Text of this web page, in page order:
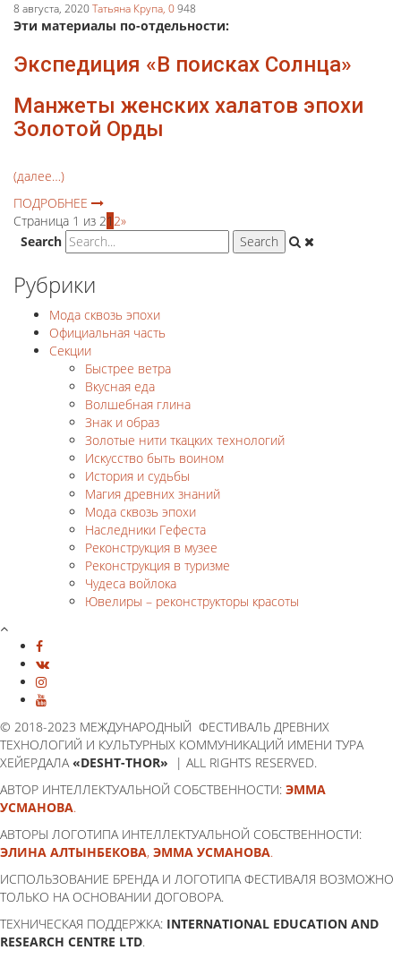
8 августа, 2020Татьяна Крупа, 0948
Эти материалы по-отдельности:
Экспедиция «В поисках Солнца»
Манжеты женских халатов эпохи
Золотой Орды
(далее…)
ПОДРОБНЕЕ
Страница 1 из 212»
Search
Рубрики
Мода сквозь эпохи
Официальная часть
Секции
Быстрее ветра
Вкусная еда
Волшебная глина
Знак и образ
Золотые нити ткацких технологий
Искусство быть воином
История и судьбы
Магия древних знаний
Мода сквозь эпохи
Наследники Гефеста
Реконструкция в музее
Реконструкция в туризме
Чудеса войлока
Ювелиры – реконструкторы красоты
© 2018-2023 МЕЖДУНАРОДНЫЙ ФЕСТИВАЛЬ ДРЕВНИХ
ТЕХНОЛОГИЙ И КУЛЬТУРНЫХ КОММУНИКАЦИЙ ИМЕНИ ТУРА
ХЕЙЕРДАЛА«DESHT-THOR» | ALL RIGHTS RESERVED.
АВТОР ИНТЕЛЛЕКТУАЛЬНОЙ СОБСТВЕННОСТИ: ЭММА
УСМАНОВА.
АВТОРЫ ЛОГОТИПА ИНТЕЛЛЕКТУАЛЬНОЙ СОБСТВЕННОСТИ:
ЭЛИНА АЛТЫНБЕКОВА, ЭММА УСМАНОВА.
ИСПОЛЬЗОВАНИЕ БРЕНДА И ЛОГОТИПА ФЕСТИВАЛЯ ВОЗМОЖНО
ТОЛЬКО НА ОСНОВАНИИ ДОГОВОРА.
ТЕХНИЧЕСКАЯ ПОДДЕРЖКА: INTERNATIONAL EDUCATION AND
RESEARCH CENTRE LTD.